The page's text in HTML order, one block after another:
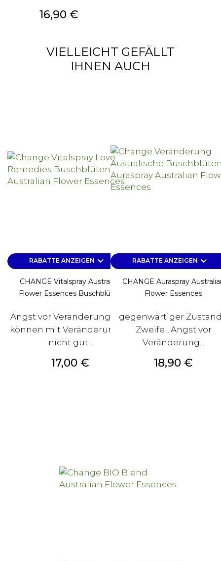
Preis
16,90 €
VIELLEICHT GEFÄLLT
IHNEN AUCH
RABATTE ANZEIGEN keyboard_arrow_down
CHANGE Vitalspray Australian
Flower Essences Buschblüten
Angst vor Veränderung? Sie
können mit Veränderungen
nicht gut...
Preis
17,00 €
RABATTE ANZEIGEN keyboard_arrow_down
CHANGE Auraspray
Flower Essences
gegenwärtiger
Zweifel, Angst vor
Veränderung...
Preis
18,90 €